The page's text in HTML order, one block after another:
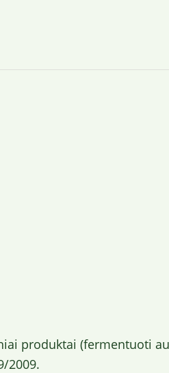
produktai (fermentuoti
2009.